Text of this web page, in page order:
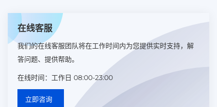
在线客服
我们的在线客服团队将在工作时间内为您提供实时支持，解
答问题、提供帮助。
在线时间：工作日 08:00-23:00
立即咨询